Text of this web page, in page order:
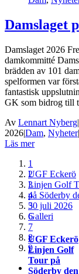
Damslaget
Damslaget 2026
damkommitté
brädden av 101
spelformen var
fantastisk
GK som bidrog till
Av Lennart Nyberg|
2026|Dam, Nyheter|
Läs mer
UGF Eckerö
Linjen Golf
på Söderby
30 juli 2026
Galleri
UGF Eckerö
Linjen Golf
Tour på
Söderby
1
2
3
4
5
6
7
8
9